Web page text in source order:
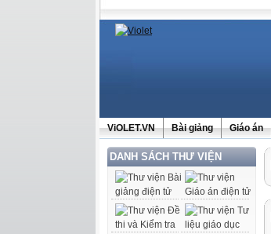
ViOLET.VN Bài giảng Giáo án
DANH SÁCH THƯ VIỆN